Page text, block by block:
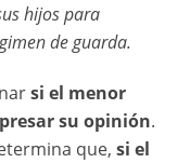
hijos para
de guarda.
si el menor
su opinión.
que,si el